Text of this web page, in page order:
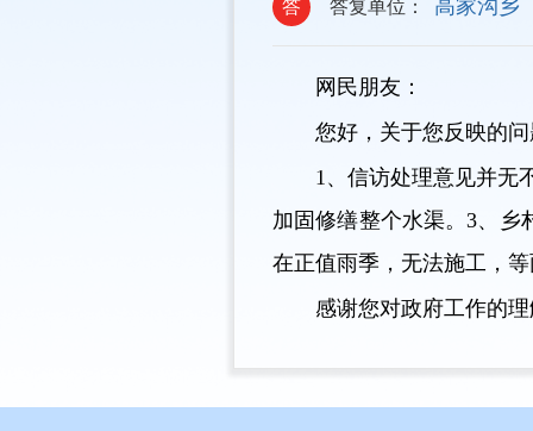
答 答复单位： 高家沟乡
网民朋友：
您好，关于您反映的
1、信访处理意见并无
加固修缮整个水渠。3、乡
在正值雨季，无法施工，
感谢您对政府工作的